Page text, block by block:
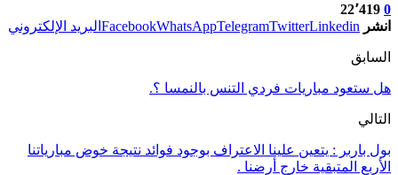
0 22٬419
انشر
FacebookWhatsAppTelegramTwitterLinkedin البريد الإلكتروني
السابق
هل ستعود مباريات فردي التنس بالنمسا ؟.
التالي
بول باربر : يتعين علينا الاعتراف بوجود فوائد نتيجة خوض مبارياتنا
الأربع المتبقية خارج أرضنا .